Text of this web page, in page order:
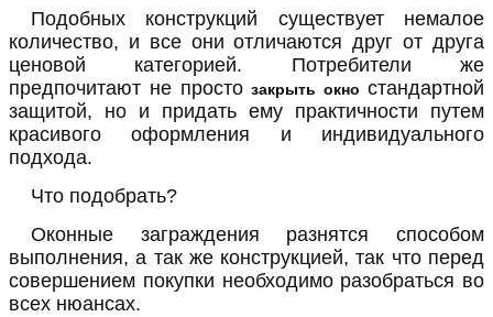
Подобных конструкций существует немалое
количество, и все они отличаются друг от друга
ценовой категорией. Потребители же
предпочитают не простозакрыть окностандартной
защитой, но и придать ему практичности путем
красивого оформления и индивидуального
подхода.
Что подобрать?
Оконные заграждения разнятся способом
выполнения, а так же конструкцией, так что перед
совершением покупки необходимо разобраться во
всех нюансах.